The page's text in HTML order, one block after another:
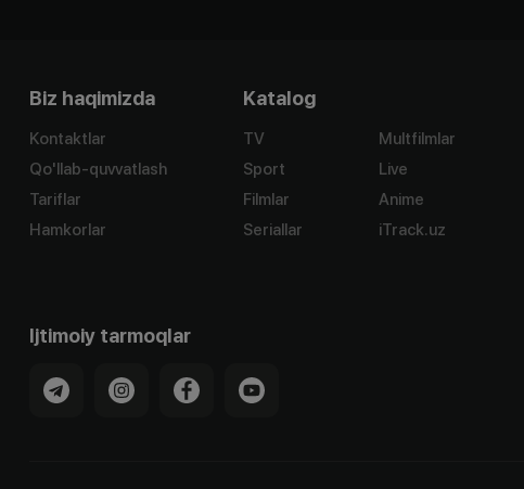
Biz haqimizda
Kontaktlar
Qo'llab-quvvatlash
Tariflar
Hamkorlar
Katalog
TV
Sport
Filmlar
Seriallar
Multfilmlar
Live
Anime
iTrack.uz
Ijtimoiy tarmoqlar